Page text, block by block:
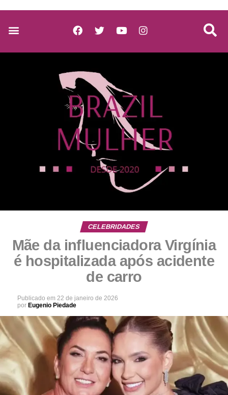
CELEBRIDADES
Mãe da influenciadora Virgínia
é hospitalizada após acidente
de carro
Publicado em 22 de janeiro de 2026
por Eugenio Piedade